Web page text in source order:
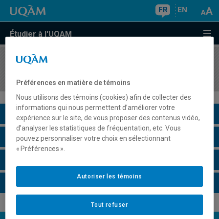
FR EN
Étudier à l'UQAM
COURS//
Description du cours
Horaire - Été 2026
Préférences en matière de témoins
Nous utilisons des témoins (cookies) afin de collecter des
informations qui nous permettent d’améliorer votre
expérience sur le site, de vous proposer des contenus vidéo,
d’analyser les statistiques de fréquentation, etc. Vous
pouvez personnaliser votre choix en sélectionnant
« Préférences ».
Tout refuser
Autoriser les témoins